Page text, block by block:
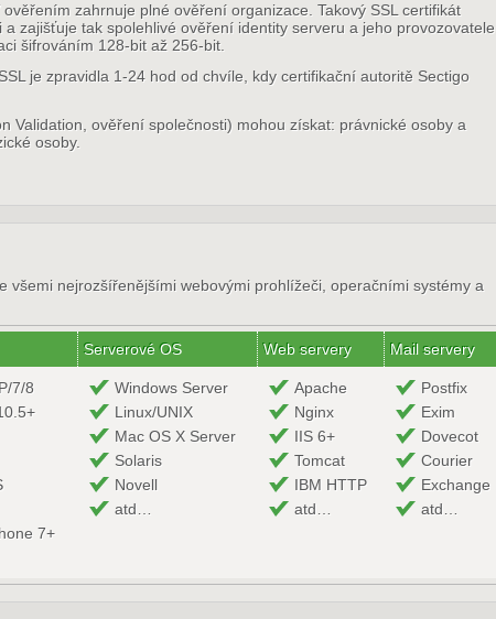
ověřením zahrnuje plné ověření organizace. Takový SSL certifikát
zajišťuje tak spolehlivé ověření identity serveru a jeho provozovatele,
šifrováním 128-bit až 256-bit.
je zpravidla 1-24 hod od chvíle, kdy certifikační autoritě Sectigo
Validation, ověření společnosti) mohou získat: právnické osoby a
osoby.
všemi nejrozšířenějšími webovými prohlížeči, operačními systémy a
Serverové OS Web servery Mail servery
7/8
7+
Windows Server
Linux/UNIX
Mac OS X Server
Solaris
Novell
atd…
Apache
Nginx
IIS 6+
Tomcat
IBM HTTP
atd…
Postfix
Exim
Dovecot
Courier
Exchange
atd…